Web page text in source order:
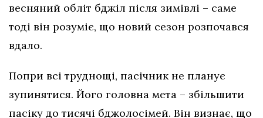
весняний обліт бджіл після зимівлі – саме
тоді він розуміє, що новий сезон розпочався
вдало.
Попри всі труднощі, пасічник не планує
зупинятися. Його головна мета – збільшити
пасіку до тисячі бджолосімей. Він визнає, що